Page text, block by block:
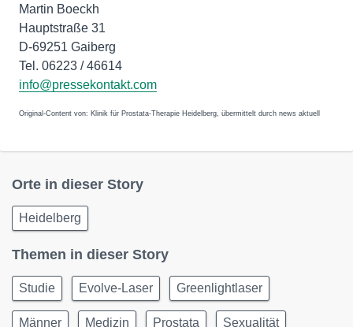
Martin Boeckh
Hauptstraße 31
D-69251 Gaiberg
Tel. 06223 / 46614
info@pressekontakt.com
Original-Content von: Klinik für Prostata-Therapie Heidelberg, übermittelt durch news aktuell
Orte in dieser Story
Heidelberg
Themen in dieser Story
Studie Evolve-Laser Greenlightlaser
Männer Medizin Prostata Sexualität